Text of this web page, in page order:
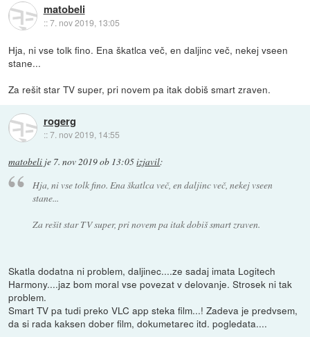
matobeli
::7. nov 2019, 13:05
Hja, ni vse tolk fino. Ena škatlca več, en daljinc več, nekej vseen
stane...
Za rešit star TV super, pri novem pa itak dobiš smart zraven.
rogerg
::7. nov 2019, 14:55
matobeli je 7. nov 2019 ob 13:05izjavil:
Hja, ni vse tolk fino. Ena škatlca več, en daljinc več, nekej vseen
stane...
Za rešit star TV super, pri novem pa itak dobiš smart zraven.
Skatla dodatna ni problem, daljinec....ze sadaj imata Logitech
Harmony....jaz bom moral vse povezat v delovanje. Strosek ni tak
problem.
Smart TV pa tudi preko VLC app steka film...! Zadeva je predvsem,
da si rada kaksen dober film, dokumetarec itd. pogledata....